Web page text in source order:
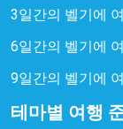
3일간의 벨기에
6일간의 벨기에
9일간의 벨기에
테마별 여행